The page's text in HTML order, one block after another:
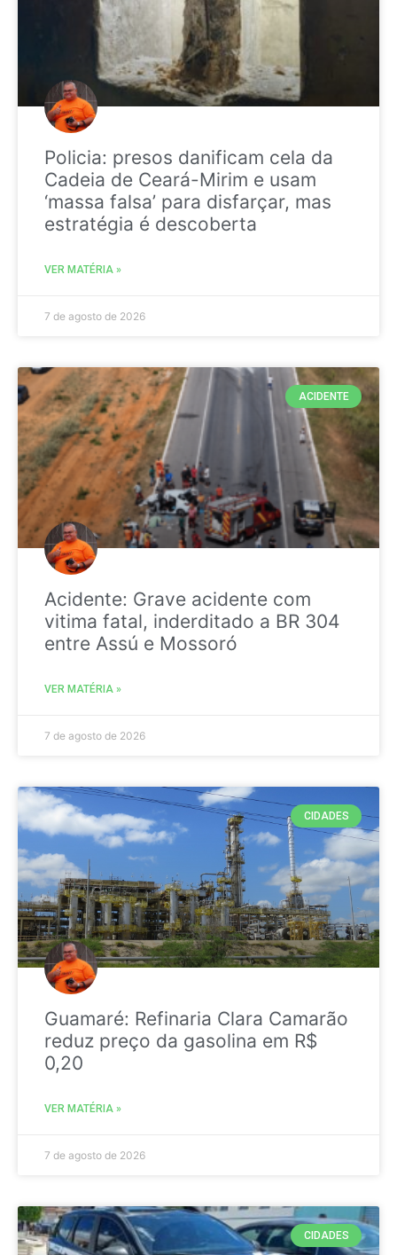
Policia: presos danificam cela da
Cadeia de Ceará-Mirim e usam
‘massa falsa’ para disfarçar, mas
estratégia é descoberta
VER MATÉRIA »
7 de agosto de 2026
ACIDENTE
Acidente: Grave acidente com
vitima fatal, inderditado a BR 304
entre Assú e Mossoró
VER MATÉRIA »
7 de agosto de 2026
CIDADES
Guamaré: Refinaria Clara Camarão
reduz preço da gasolina em R$
0,20
VER MATÉRIA »
7 de agosto de 2026
CIDADES